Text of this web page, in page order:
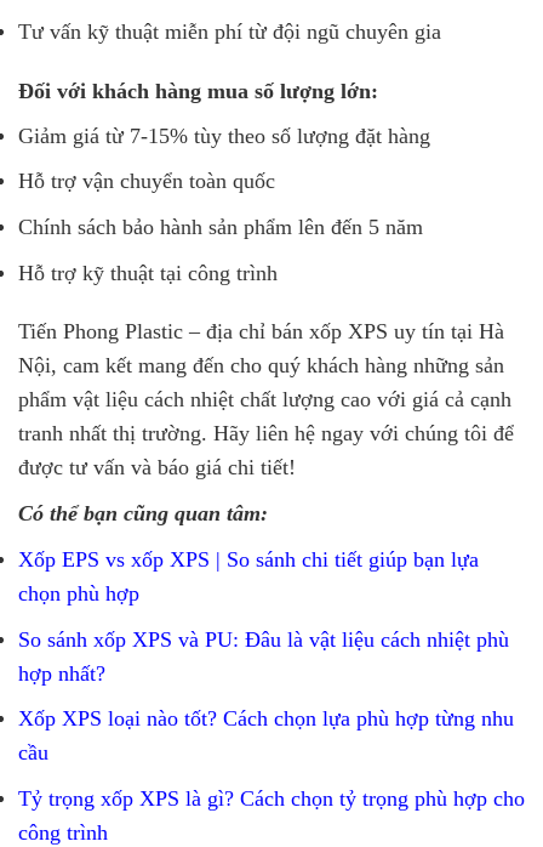
Tư vấn kỹ thuật miễn phí từ đội ngũ chuyên gia
Đối với khách hàng mua số lượng lớn:
Giảm giá từ 7-15% tùy theo số lượng đặt hàng
Hỗ trợ vận chuyển toàn quốc
Chính sách bảo hành sản phẩm lên đến 5 năm
Hỗ trợ kỹ thuật tại công trình
Tiến Phong Plastic – địa chỉ bán xốp XPS uy tín tại Hà
Nội, cam kết mang đến cho quý khách hàng những sản
phẩm vật liệu cách nhiệt chất lượng cao với giá cả cạnh
tranh nhất thị trường. Hãy liên hệ ngay với chúng tôi để
được tư vấn và báo giá chi tiết!
Có thể bạn cũng quan tâm:
Xốp EPS vs xốp XPS | So sánh chi tiết giúp bạn lựa
chọn phù hợp
So sánh xốp XPS và PU: Đâu là vật liệu cách nhiệt phù
hợp nhất?
Xốp XPS loại nào tốt? Cách chọn lựa phù hợp từng nhu
cầu
Tỷ trọng xốp XPS là gì? Cách chọn tỷ trọng phù hợp cho
công trình